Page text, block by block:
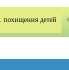
похищения детей